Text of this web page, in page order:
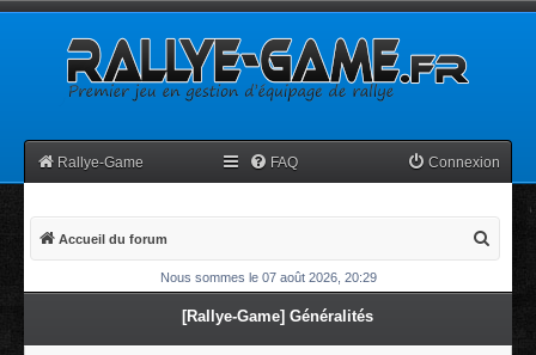
Rallye-Game FAQ Connexion
Accueil du forum
c
Nous sommes le 07 août 2026, 20:29
[Rallye-Game] Généralités